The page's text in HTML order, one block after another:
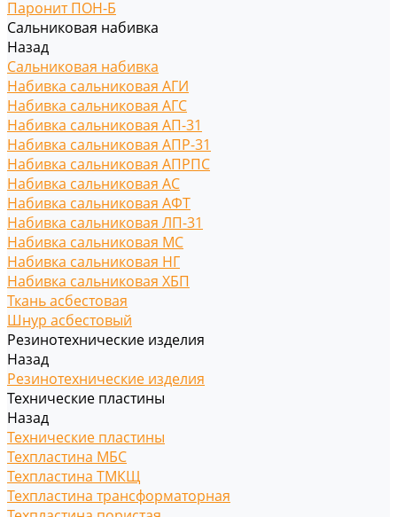
Паронит ПОН-Б
Сальниковая набивка
Назад
Сальниковая набивка
Набивка сальниковая АГИ
Набивка сальниковая АГС
Набивка сальниковая АП-31
Набивка сальниковая АПР-31
Набивка сальниковая АПРПС
Набивка сальниковая АС
Набивка сальниковая АФТ
Набивка сальниковая ЛП-31
Набивка сальниковая МС
Набивка сальниковая НГ
Набивка сальниковая ХБП
Ткань асбестовая
Шнур асбестовый
Резинотехнические изделия
Назад
Резинотехнические изделия
Технические пластины
Назад
Технические пластины
Техпластина МБС
Техпластина ТМКЩ
Техпластина трансформаторная